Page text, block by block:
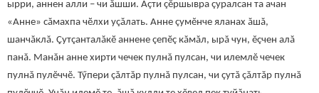
ырри, аннен алли – чи ăшши. Ăçти çĕршывра çуралсан та ачан
«Анне» сăмахпа чӗлхи уçăлать. Анне çумĕнче яланах ăшă,
шанчăклă. Çутçанталăкӗ аннене çепӗç кăмăл, ырă чун, ĕçчен алă
панă. Манăн анне хирти чечек пулнă пулсан, чи илемлĕ чечек
пулнă пулĕччĕ. Тӳпери çăлтăр пулнă пулсан, чи çутă çăлтăр пулнă